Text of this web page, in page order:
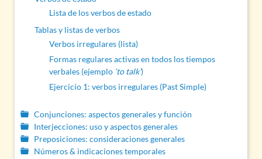
Lista de los verbos de estado
Tablas y listas de verbos
Verbos irregulares (lista)
Formas regulares activas en todos los tiempos
verbales (ejemplo ‘to talk’)
Ejercicio 1: verbos irregulares (Past Simple)
Conjunciones: aspectos generales y función
Interjecciones: uso y aspectos generales
Preposiciones: consideraciones generales
Números & indicaciones temporales